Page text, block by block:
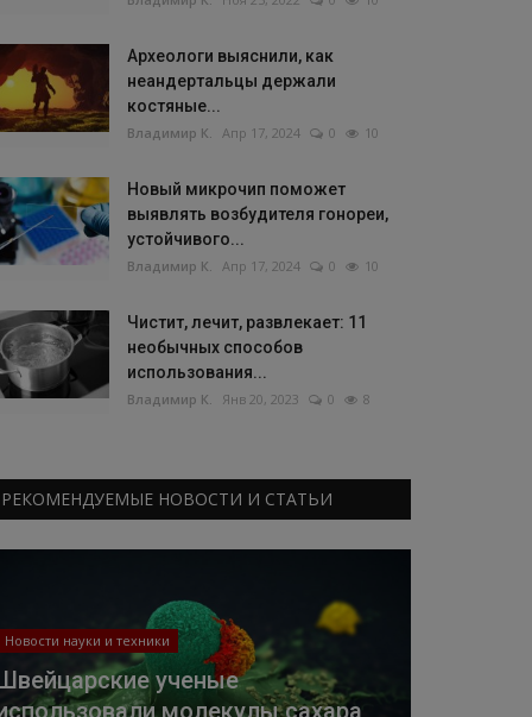
Археологи выяснили, как
неандертальцы держали
костяные...
Владимир К. Апр 17, 2024 0 10
Новый микрочип поможет
выявлять возбудителя гонореи,
устойчивого...
Владимир К. Апр 17, 2024 0 10
Чистит, лечит, развлекает: 11
необычных способов
использования...
Владимир К. Янв 20, 2023 0 8
РЕКОМЕНДУЕМЫЕ НОВОСТИ И СТАТЬИ
Новости науки и техники
ученые
молекулы сахара